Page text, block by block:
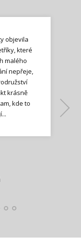
objevila
které
malého
nepřeje,
krásně
kde to